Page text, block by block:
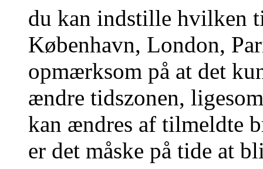
du kan indstille hvilken
København, London,
opmærksom på at det
ændre tidszonen,
kan ændres af tilmeldte
er det måske på tide at